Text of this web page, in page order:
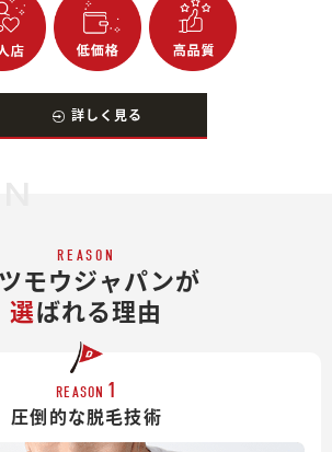
詳しく見る
REASON
モウジャパンが
選ばれる理由
REASON 1
圧倒的な脱毛技術